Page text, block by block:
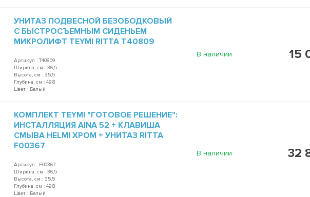
УНИТАЗ ПОДВЕСНОЙ БЕЗОБОДКОВЫЙ
С БЫСТРОСЪЕМНЫМ СИДЕНЬЕМ
МИКРОЛИФТ TEYMI RITTA T40809
Артикул : T40809
Ширина, см : 36,5
Высота, см : 35,5
Глубина, см : 49,8
Цвет : Белый
В наличии 15
КОМПЛЕКТ TEYMI "ГОТОВОЕ РЕШЕНИЕ":
ИНСТАЛЛЯЦИЯ AINA 52 + КЛАВИША
СМЫВА HELMI ХРОМ + УНИТАЗ RITTA
F00367
Артикул : F00367
Ширина, см : 36,5
Высота, см : 35,5
Глубина, см : 49,8
Цвет : Белый
В наличии 32